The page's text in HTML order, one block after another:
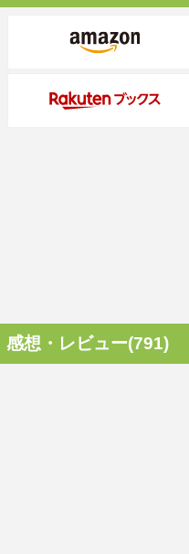
感想・レビュー(791)